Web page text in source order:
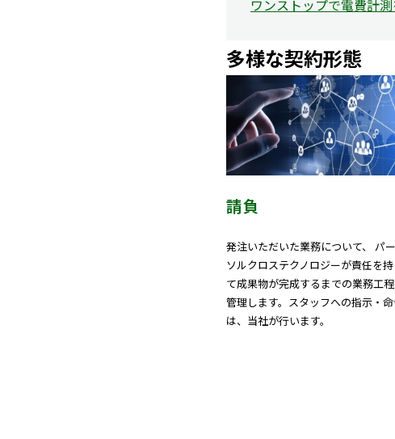
ワンストップで電費計
多様な契約形態
請負
発注いただいた業務について、 パー
ソルクロステクノロジーが責任を持
て成果物が完成するまでの業務工
管理します。スタッフへの指示・
は、当社が行います。